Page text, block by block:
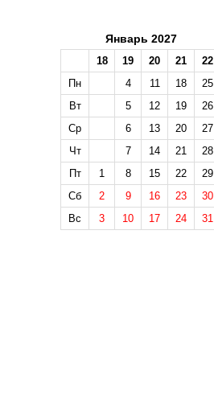
Январь 2027
18 19 20 21
22
Пн
4 11 18
25
Вт
5 12 19
26
Ср
6 13 20
27
Чт
7 14 21
28
Пт
1 8 15 22
29
Сб
2 9 16 23
30
Вс
3 10 17 24 31